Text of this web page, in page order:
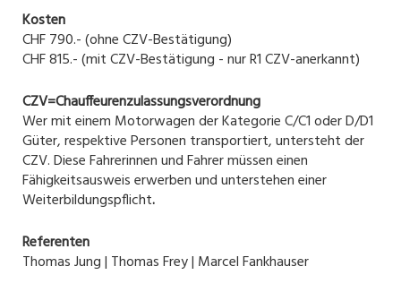
Kosten
CHF 790.- (ohne CZV-Bestätigung)
CHF 815.- (mit CZV-Bestätigung - nur R1 CZV-anerkannt)
CZV=Chauffeurenzulassungsverordnung
Wer mit einem Motorwagen der Kategorie C/C1 oder D/D1
Güter, respektive Personen transportiert, untersteht der
CZV. Diese Fahrerinnen und Fahrer müssen einen
Fähigkeitsausweis erwerben und unterstehen einer
Weiterbildungspflicht.
Referenten
Thomas Jung | Thomas Frey | Marcel Fankhauser